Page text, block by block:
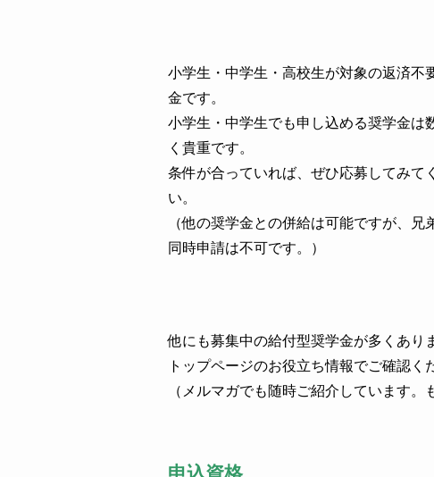
小学生・中学生・高校生が対象の返済不
金です。
小学生・中学生でも申し込める奨学金は
く貴重です。
条件が合っていれば、ぜひ応募してみて
い。
（他の奨学金との併給は可能ですが、兄
同時申請は不可です。）
他にも募集中の給付型奨学金が多くあり
トップページのお役立ち情報でご確認く
（メルマガでも随時ご紹介しています。
申込資格